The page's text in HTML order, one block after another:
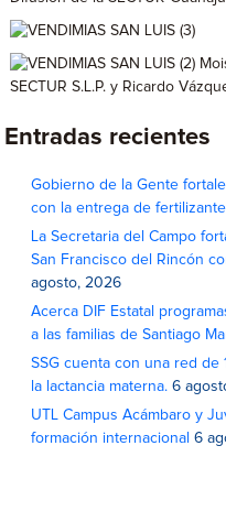
Entradas recientes
Gobierno de la Gente
con la entrega de
La Secretaria del Campo
San Francisco del Rincón
agosto, 2026
Acerca DIF Estatal
a las familias de Santiago
SSG cuenta con una red
la lactancia materna. 6
UTL Campus Acámbaro y
formación internacional 6